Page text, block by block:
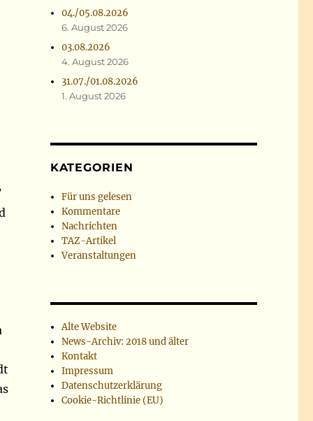
04./05.08.2026
6. August 2026
03.08.2026
4. August 2026
31.07./01.08.2026
1. August 2026
KATEGORIEN
Für uns gelesen
Kommentare
Nachrichten
TAZ-Artikel
Veranstaltungen
Alte Website
News-Archiv: 2018 und älter
Kontakt
Impressum
Datenschutzerklärung
Cookie-Richtlinie (EU)